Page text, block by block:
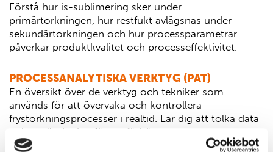
Förstå hur is-sublimering sker under
primärtorkningen, hur restfukt avlägsnas under
sekundärtorkningen och hur processparametrar
påverkar produktkvalitet och processeffektivitet.
PROCESSANALYTISKA VERKTYG (PAT)
En översikt över de verktyg och tekniker som
används för att övervaka och kontrollera
frystorkningsprocesser i realtid. Lär dig att tolka data
och använda den för att förbättra processens
robusthet och skalbarhet.